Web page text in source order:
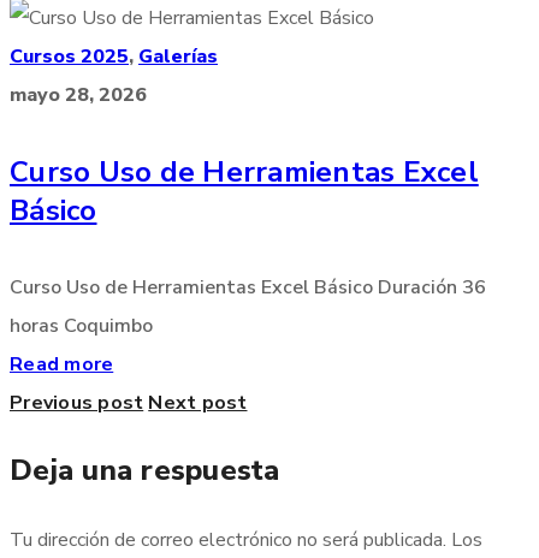
Cursos 2025, Galerías
mayo 28, 2026
Curso Uso de Herramientas Excel
Básico
Curso Uso de Herramientas Excel Básico Duración 36
horas Coquimbo
Read more
Previous post Next post
Deja una respuesta
Tu dirección de correo electrónico no será publicada. Los